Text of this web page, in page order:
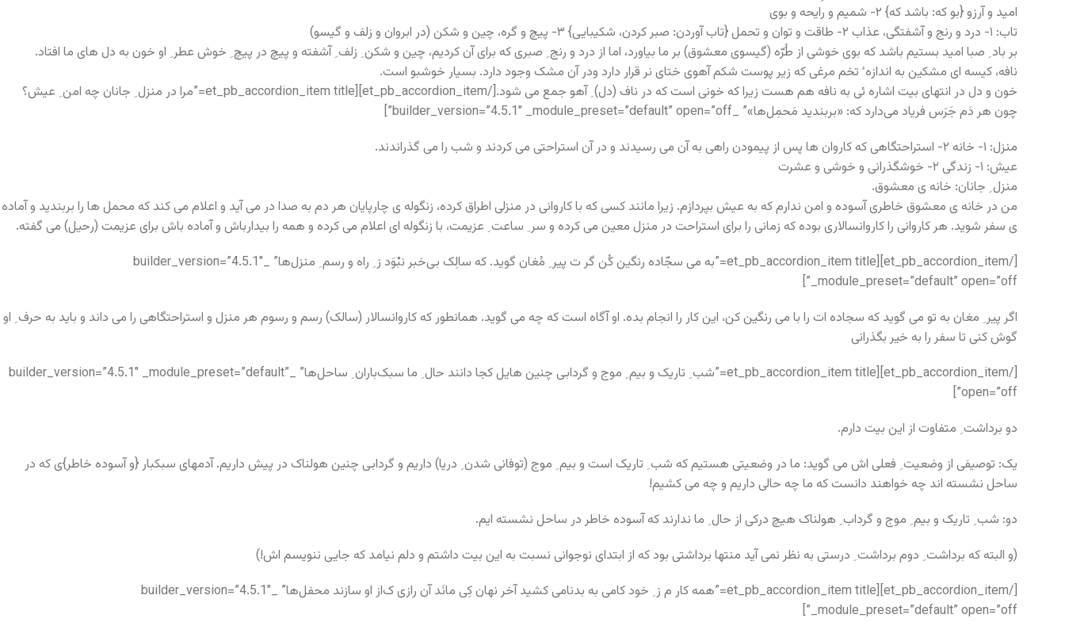
امید و آرزو {بو که: باشد که} ۲- شمیم و رایحه و بوی
تاب: ۱- درد و رنج و آشفتگی، عذاب ۲- طاقت و توان و تحمل {تاب آوردن: صبر کردن، شکیبایی} ۳- پیچ و گره، چین و شکن (در ابروان و زلف و گیسو)
بر باد ِ صبا امید بستیم باشد که بوی خوشی از طُرّه (گیسوی معشوق) بر ما بیاورد، اما از درد و رنج ِ صبری که برای آن کردیم، چین و شکن ِ زلف ِ آشفته و پیچ در پیچ ِ خوش عطر ِ او خون به دل های ما افتاد.
نافه، کیسه ای مشکین به اندازه ٔ تخم مرغی که زیر پوست شکم آهوی ختای نر قرار دارد ودر آن مشک وجود دارد. بسیار خوشبو است.
خون و دل در انتهای بیت اشاره ئی به نافه هم هست زیرا که خونی است که در ناف (دل) ِ آهو جمع می شود.[/et_pb_accordion_item][et_pb_accordion_item title=”مرا در منزل ِ جانان چه امن ِ عیش؟
چون هر دَم جَرَس فریاد می‌دارد که: «بربندید مَحمِل‌ها»” _builder_version=”4.5.1″ _module_preset=”default” open=”off”]
منزل: ۱- خانه ۲- استراحتگاهی که کاروان ها پس از پیمودن راهی به آن می رسیدند و در آن استراحتی می کردند و شب را می گذراندند.
عیش: ۱- زندگی ۲- خوشگذرانی و خوشی و عشرت
منزل ِ جانان: خانه ی معشوق.
من در خانه ی معشوق خاطری آسوده و امن ندارم که به عیش بپردازم. زیرا مانند کسی که با کاروانی در منزلی اطراق کرده، زنگوله ی چارپایان هر دم به صدا در می آید و اعلام می کند که محمل ها را بربندید و آماده
ی سفر شوید. هر کاروانی را کاروانسالاری بوده که زمانی را برای استراحت در منزل معین می کرده و سر ِ ساعت ِ عزیمت، با زنگوله ای اعلام می کرده و همه را بیدارباش و آماده باش برای عزیمت (رحیل) می گفته.
[/et_pb_accordion_item][et_pb_accordion_item title=”به می سجّاده رنگین کُن گر ت پیر ِ مُغان گوید. که سالِک بی‌خبر نبْوَد ز ِ راه و رسم ِ منزل‌ها” _builder_version=”4.5.1″
_module_preset=”default” open=”off”]
اگر پیر ِ مغان به تو می گوید که سجاده ات را با می رنگین کن، این کار را انجام بده. او آگاه است که چه می گوید. همانطور که کاروانسالار (سالک) رسم و رسوم هر منزل و استراحتگاهی را می داند و باید به حرف ِ او
گوش کنی تا سفر را به خیر بگذرانی
[/et_pb_accordion_item][et_pb_accordion_item title=”شب ِ تاریک و بیم ِ موج و گردابی چنین هایل کجا دانند حال ِ ما سبک‌باران ِ ساحل‌ها” _builder_version=”4.5.1″ _module_preset=”default”
open=”off”]
دو برداشت ِ متفاوت از این بیت دارم.
یک: توصیفی از وضعیت ِ فعلی اش می گوید: ما در وضعیتی هستیم که شب ِ تاریک است و بیم ِ موج (توفانی شدن ِ دریا) داریم و گردابی چنین هولناک در پیش داریم. آدمهای سبکبار {و آسوده خاطر}ی که در
ساحل نشسته اند چه خواهند دانست که ما چه حالی داریم و چه می کشیم!
دو: شب ِ تاریک و بیم ِ موج و گرداب ِ هولناک هیچ درکی از حال ِ ما ندارند که آسوده خاطر در ساحل نشسته ایم.
(و البته که برداشت ِ دوم برداشت ِ درستی به نظر نمی آید منتها برداشتی بود که از ابتدای نوجوانی نسبت به این بیت داشتم و دلم نیامد که جایی ننویسم اش!)
[/et_pb_accordion_item][et_pb_accordion_item title=”همه کار م ز ِ خود کامی به بدنامی کشید آخر نهان کِی مانَد آن رازی ک‌از او سازند محفل‌ها” _builder_version=”4.5.1″
_module_preset=”default” open=”off”]